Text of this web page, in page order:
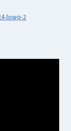
lowq-2